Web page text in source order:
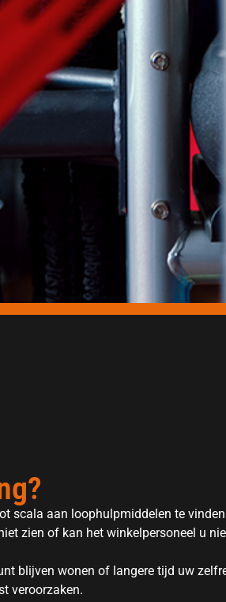
scala aan loophulpmiddelen te
zien of kan het winkelpersoneel u
blijven wonen of langere tijd uw
veroorzaken.